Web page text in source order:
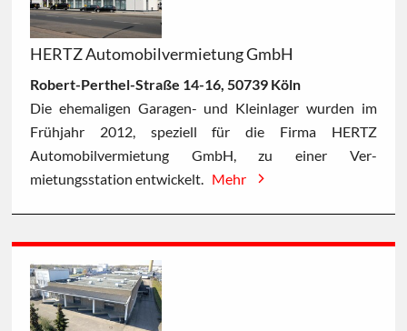
HERTZ Automobilvermietung GmbH
Robert-Perthel-Straße 14-16, 50739 Köln
Die ehemaligen Garagen- und Kleinlager wurden im
Frühjahr 2012, speziell für die Firma HERTZ
Automobilvermietung GmbH, zu einer Ver-
mietungsstation entwickelt. Mehr